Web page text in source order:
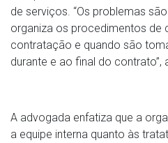
de serviços. “Os problemas
organiza os procedimentos de
contratação e quando são
durante e ao final do contrato”,
A advogada enfatiza que a
a equipe interna quanto às